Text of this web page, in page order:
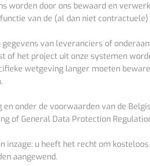
worden door ons bewaard en
van de (al dan niet
gegevens van leveranciers of
of het project uit onze systemen
wetgeving langer moeten
onder de voorwaarden van de
of General Data Protection
inzage: u heeft het recht om
aangewend.